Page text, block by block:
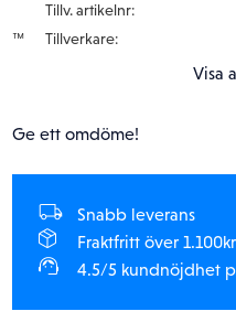
Tillv. artikelnr
Tillverkare
Visa
Ge ett omdöme!
Snabb leverans
Fraktfritt över 1.100kr
4.5/5 kundnöjdhet